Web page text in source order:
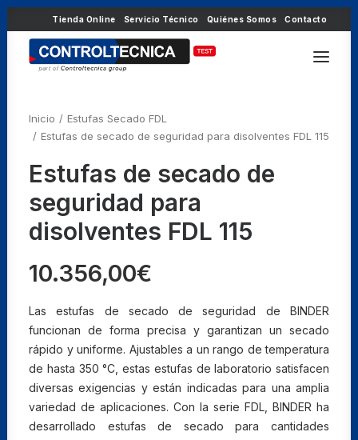
Tienda Online Servicio Técnico Quiénes Somos Contacto
Inicio
Estufas Secado FDL
Estufas de secado de seguridad para disolventes FDL 115
Estufas de secado de
seguridad para
disolventes FDL 115
10.356,00€
Las estufas de secado de seguridad de BINDER
funcionan de forma precisa y garantizan un secado
rápido y uniforme. Ajustables a un rango de temperatura
de hasta 350 °C, estas estufas de laboratorio satisfacen
diversas exigencias y están indicadas para una amplia
variedad de aplicaciones. Con la serie FDL, BINDER ha
desarrollado estufas de secado para cantidades